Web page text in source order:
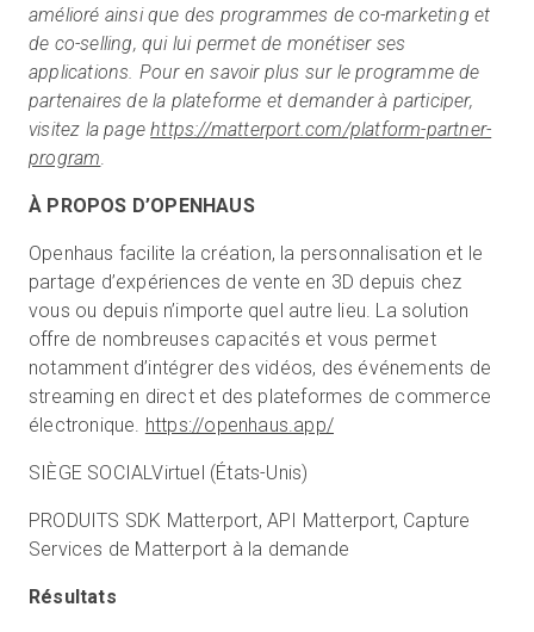
amélioré ainsi que des programmes de co-marketing et
de co-selling, qui lui permet de monétiser ses
applications. Pour en savoir plus sur le programme de
partenaires de la plateforme et demander à participer,
visitez la page https://matterport.com/platform-partner-
program.
À PROPOS D’OPENHAUS
Openhaus facilite la création, la personnalisation et le
partage d’expériences de vente en 3D depuis chez
vous ou depuis n’importe quel autre lieu. La solution
offre de nombreuses capacités et vous permet
notamment d’intégrer des vidéos, des événements de
streaming en direct et des plateformes de commerce
électronique. https://openhaus.app/
SIÈGE SOCIALVirtuel (États-Unis)
PRODUITS SDK Matterport, API Matterport, Capture
Services de Matterport à la demande
Résultats